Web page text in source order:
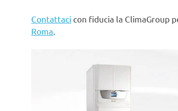
Contattaci con fiducia la ClimaGroup
Roma